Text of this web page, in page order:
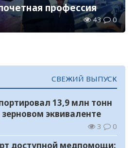
профессия
43 0
СВЕЖИЙ ВЫПУСК
13,9 млн тонн
эквиваленте
3 0
доступной медпомощи: